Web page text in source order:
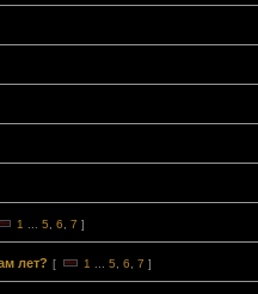
1 5 6 7 ]
лет? [ 1 5 6 7 ]